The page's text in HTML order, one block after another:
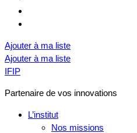
Ajouter à ma liste
Ajouter à ma liste
IFIP
Partenaire de vos innovations
L’institut
Nos missions